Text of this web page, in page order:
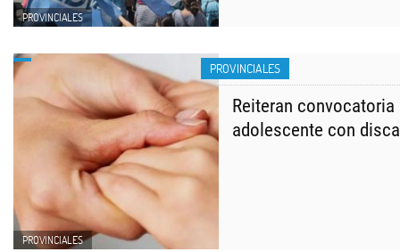
PROVINCIALES
PROVINCIALES
PROVINCIALES
Reiteran
adolescente con